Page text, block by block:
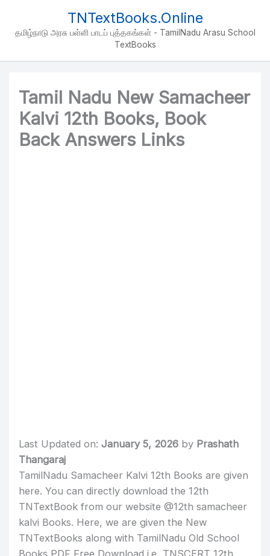
content
TNTextBooks.Online
தமிழ்நாடு அரசு பள்ளி பாடப் புத்தகங்கள் - TamilNadu Arasu School
TextBooks
Tamil Nadu New Samacheer
Kalvi 12th Books, Book
Back Answers Links
Last Updated on:January 5, 2026 by Prashath
Thangaraj
TamilNadu Samacheer Kalvi 12th Books are given
here. You can directly download the 12th
TNTextBook from our website @12th samacheer
kalvi Books. Here, we are given the New
TNTextBooks along with TamilNadu Old School
Books PDF Free Download i.e, TNSCERT 12th